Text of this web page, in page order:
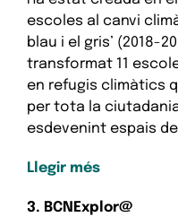
escoles al canvi
blau i el gris’ (2018-
transformat 11
en refugis climàtics
per tota la
esdevenint espais
Llegir més
3. BCNExplor@